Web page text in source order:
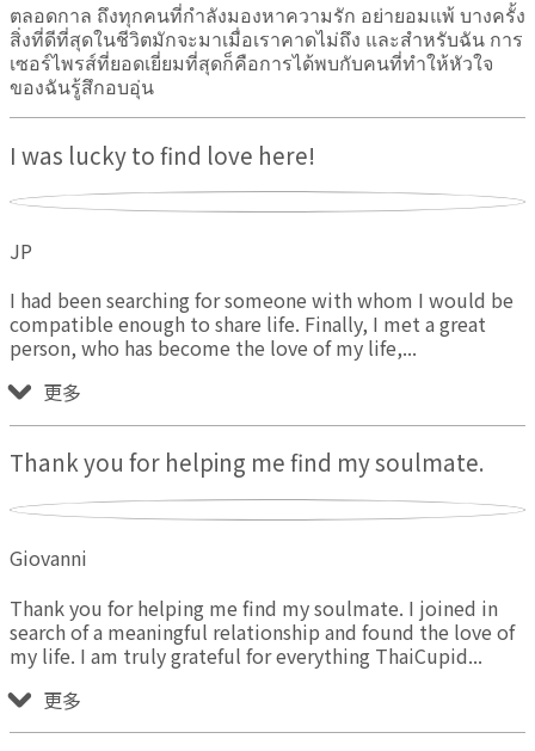
ตลอดกาล ถึงทุกคนที่กำลังมองหาความรัก อย่ายอมแพ้ บางครั้ง
สิ่งที่ดีที่สุดในชีวิตมักจะมาเมื่อเราคาดไม่ถึง และสำหรับฉัน การ
เซอร์ไพรส์ที่ยอดเยี่ยมที่สุดก็คือการได้พบกับคนที่ทำให้หัวใจ
ของฉันรู้สึกอบอุ่น
I was lucky to find love here!
JP
I had been searching for someone with whom I would be
compatible enough to share life. Finally, I met a great
person, who has become the love of my life,
更多
Thank you for helping me find my soulmate.
Giovanni
Thank you for helping me find my soulmate. I joined in
search of a meaningful relationship and found the love of
my life. I am truly grateful for everything ThaiCupid
更多